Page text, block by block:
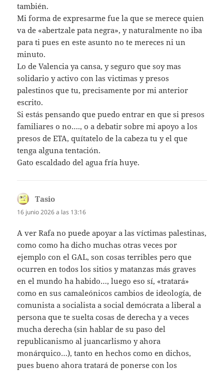
también.
Mi forma de expresarme fue la que se merece quien
va de «abertzale pata negra», y naturalmente no iba
para ti pues en este asunto no te mereces ni un
minuto.
Lo de Valencia ya cansa, y seguro que soy mas
solidario y activo con las victimas y presos
palestinos que tu, precisamente por mi anterior
escrito.
Si estás pensando que puedo entrar en que si presos
familiares o no…., o a debatir sobre mi apoyo a los
presos de ETA, quítatelo de la cabeza tu y el que
tenga alguna tentación.
Gato escaldado del agua fría huye.
Tasio
16 junio 2026 a las 13:16
A ver Rafa no puede apoyar a las víctimas palestinas,
como como ha dicho muchas otras veces por
ejemplo con el GAL, son cosas terribles pero que
ocurren en todos los sitios y matanzas más graves
en el mundo ha habido…, luego eso sí, «tratará»
como en sus camaleónicos cambios de ideología, de
comunista a socialista a social demócrata a liberal a
persona que te suelta cosas de derecha y a veces
mucha derecha (sin hablar de su paso del
republicanismo al juancarlismo y ahora
monárquico…), tanto en hechos como en dichos,
pues bueno ahora tratará de ponerse con los